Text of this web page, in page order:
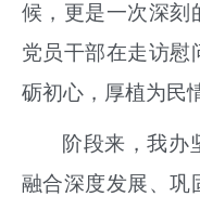
候，更是一次深刻
党员干部在走访慰
砺初心，厚植为民
阶段来，我办
融合深度发展、巩